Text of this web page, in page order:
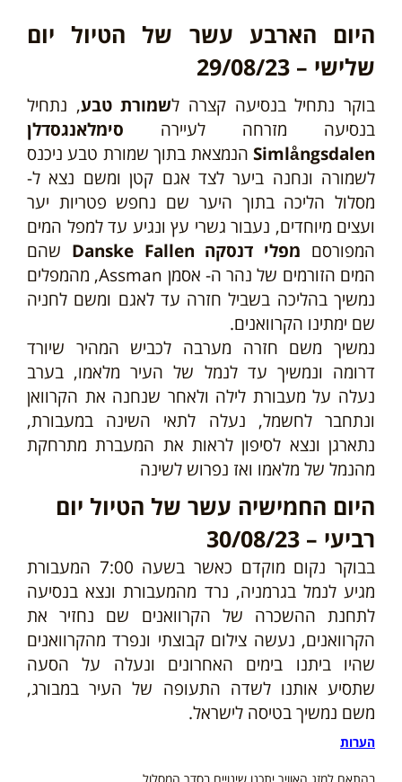
היום הארבע עשר של הטיול יום
שלישי – 29/08/23
בוקר נתחיל בנסיעה קצרה לשמורת טבע, נתחיל
בנסיעה מזרחה לעיירה סימלאנגסדלן
Simlångsdalen הנמצאת בתוך שמורת טבע ניכנס
לשמורה ונחנה ביער לצד אגם קטן ומשם נצא ל-
מסלול הליכה בתוך היער שם נחפש פטריות יער
ועצים מיוחדים, נעבור גשרי עץ ונגיע עד למפל המים
המפורסם מפלי דנסקה Danske Fallen
שהם
המים הזורמים של נהר ה- אסמן Assman, מהמפלים
נמשיך בהליכה בשביל חזרה עד לאגם ומשם לחניה
שם ימתינו הקרוואנים.
נמשיך משם חזרה מערבה לכביש המהיר שיורד
דרומה ונמשיך עד לנמל של העיר מלאמו, בערב
נעלה על מעבורת לילה ולאחר שנחנה את הקרוואן
ונתחבר לחשמל, נעלה לתאי השינה במעבורת,
נתארגן ונצא לסיפון לראות את המעברת מתרחקת
מהנמל של מלאמו ואז נפרוש לשינה
היום החמישיה עשר של הטיול יום
רביעי – 30/08/23
בבוקר נקום מוקדם כאשר בשעה 7:00 המעבורת
מגיע לנמל בגרמניה, נרד מהמעבורת ונצא בנסיעה
לתחנת ההשכרה של הקרוואנים שם נחזיר את
הקרוואנים, נעשה צילום קבוצתי ונפרד מהקרוואנים
שהיו ביתנו בימים האחרונים ונעלה על הסעה
שתסיע אותנו לשדה התעופה של העיר במבורג,
משם נמשיך בטיסה לישראל.
הערות